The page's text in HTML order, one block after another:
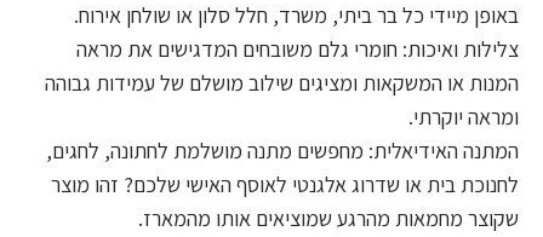
באופן מיידי כל בר ביתי, משרד, חלל סלון או שולחן אירוח.
צלילות ואיכות: חומרי גלם משובחים המדגישים את מראה
המנות או המשקאות ומציגים שילוב מושלם של עמידות גבוהה
ומראה יוקרתי.
המתנה האידיאלית: מחפשים מתנה מושלמת לחתונה, לחגים,
לחנוכת בית או שדרוג אלגנטי לאוסף האישי שלכם? זהו מוצר
שקוצר מחמאות מהרגע שמוציאים אותו מהמארז.